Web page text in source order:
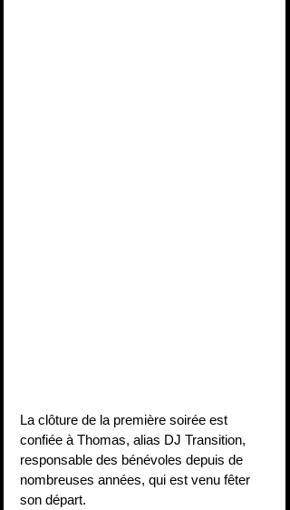
La clôture de la première soirée est
confiée à Thomas, alias DJ Transition,
responsable des bénévoles depuis de
nombreuses années, qui est venu fêter
son départ.